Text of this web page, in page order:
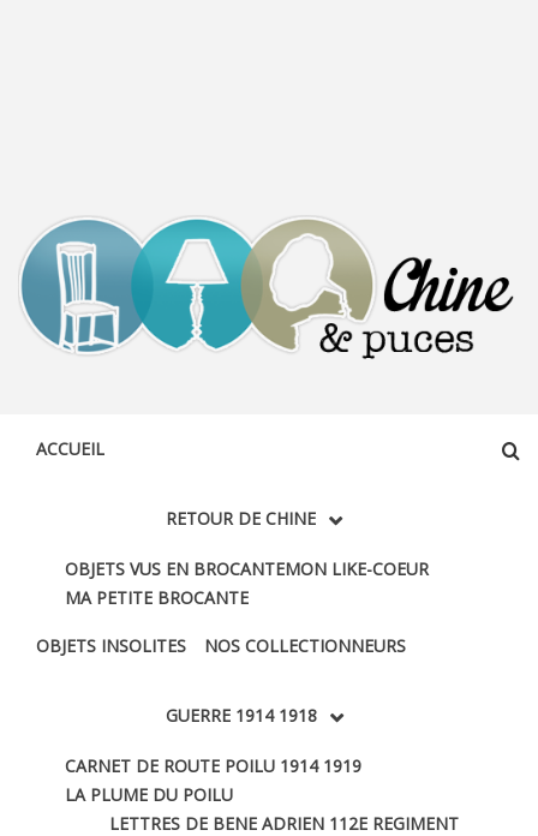
ACCUEIL
RETOUR DE CHINE
OBJETS VUS EN BROCANTEMON LIKE-COEUR
MA PETITE BROCANTE
OBJETS INSOLITES NOS COLLECTIONNEURS
GUERRE 1914 1918
CARNET DE ROUTE POILU 1914 1919
LA PLUME DU POILU
LETTRES DE BENE ADRIEN 112E REGIMENT